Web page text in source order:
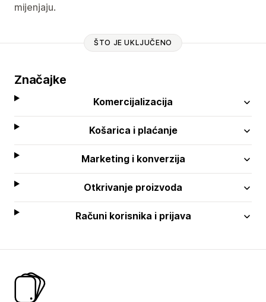
mijenjaju.
ŠTO JE UKLJUČENO
Značajke
Komercijalizacija
Košarica i plaćanje
Marketing i konverzija
Otkrivanje proizvoda
Računi korisnika i prijava